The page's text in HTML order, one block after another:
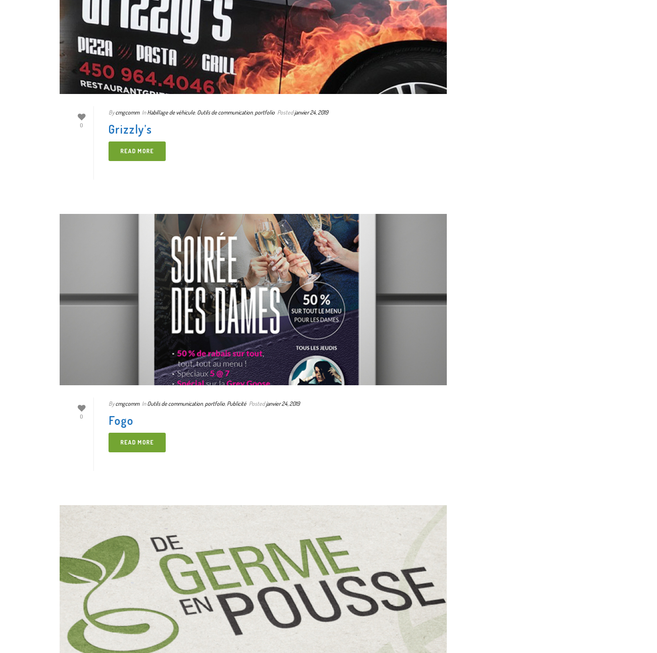
0
By cmgcomm In Habillage de véhicule, Outils de communication,portfolio Postedjanvier 24, 2019
Grizzly’s
READ MORE
0
By cmgcomm In Outils de communication,portfolio, Publicité Postedjanvier 24, 2019
Fogo
READ MORE